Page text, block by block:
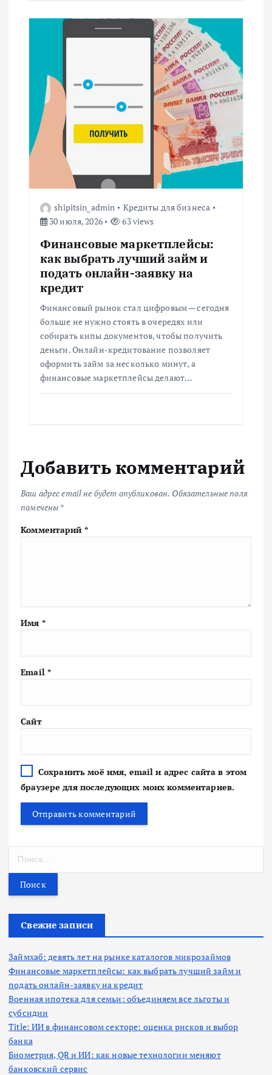
shipitsin_admin
Кредиты для бизнеса
30 июля, 2026
63 views
Финансовые маркетплейсы:
как выбрать лучший займ и
подать онлайн-заявку на
кредит
Финансовый рынок стал цифровым — сегодня
больше не нужно стоять в очередях или
собирать кипы документов, чтобы получить
деньги. Онлайн-кредитование позволяет
оформить займ за несколько минут, а
финансовые маркетплейсы делают…
Добавить комментарий
Ваш адрес email не будет опубликован. Обязательные поля
помечены *
Комментарий *
Имя *
Email *
Сайт
Сохранить моё имя, email и адрес сайта в этом
браузере для последующих моих комментариев.
т
Свежие записи
Займхаб: девять лет на рынке каталогов микрозаймов
Финансовые маркетплейсы: как выбрать лучший займ и
подать онлайн-заявку на кредит
Военная ипотека для семьи: объединяем все льготы и
субсидии
Title: ИИ в финансовом секторе: оценка рисков и выбор
банка
Биометрия, QR и ИИ: как новые технологии меняют
банковский сервис